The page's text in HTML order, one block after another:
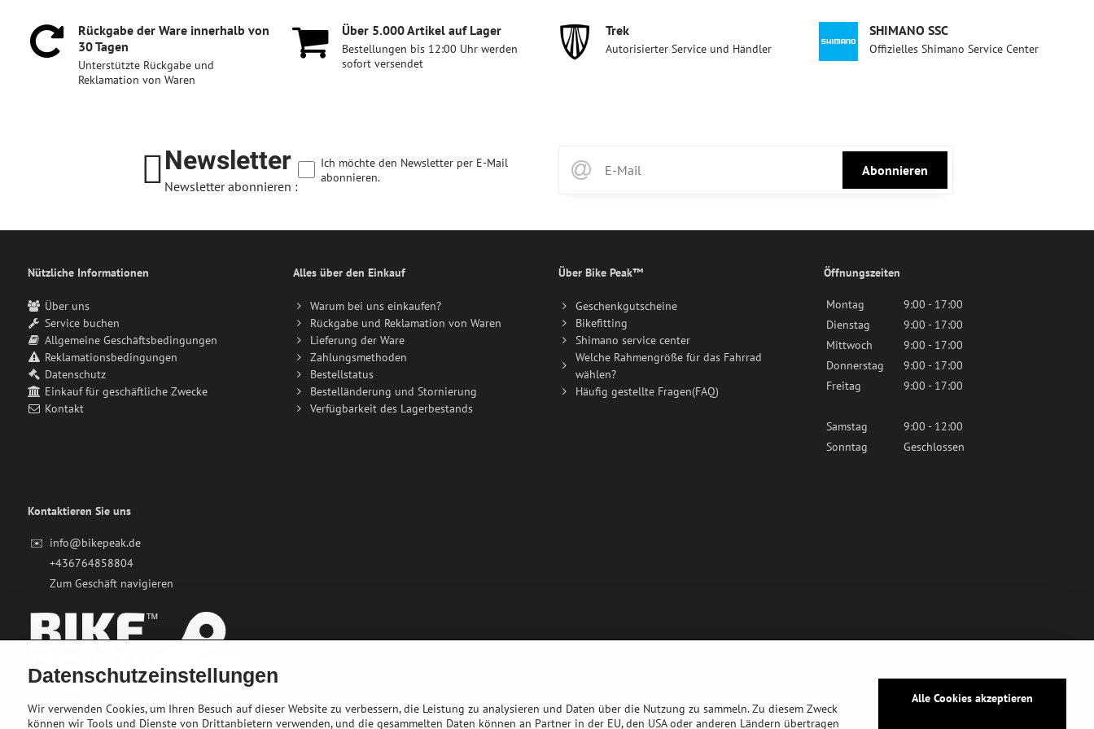
Rückgabe der Ware innerhalb von
30 Tagen
Unterstützte Rückgabe und
Reklamation von Waren
Über 5​.000 Artikel auf Lager
Bestellungen bis 12:00 Uhr werden
sofort versendet
Trek
Autorisierter Service und Händler
SHIMANO SSC
Offizielles Shimano Service Center
Newsletter
Newsletter abonnieren :
Abonnieren
Ich möchte den Newsletter per E-Mail
abonnieren.
Nützliche Informationen
Über uns
Service buchen
Allgemeine Geschäftsbedingungen
Reklamationsbedingungen
Datenschutz
Einkauf für geschäftliche Zwecke
Kontakt
Alles über den Einkauf
Warum bei uns einkaufen?
Rückgabe und Reklamation von Waren
Lieferung der Ware
Zahlungsmethoden
Bestellstatus
Bestelländerung und Stornierung
Verfügbarkeit des Lagerbestands
Über Bike Peak™
Geschenkgutscheine
Bikefitting
Shimano service center
Welche Rahmengröße für das Fahrrad
wählen?
Häufig gestellte Fragen(FAQ)
Öffnungszeiten
Montag
9:00 - 17:00
Dienstag
9:00 - 17:00
Mittwoch
9:00 - 17:00
Donnerstag
9:00 - 17:00
Freitag
9:00 - 17:00
Samstag
9:00 - 12:00
Sonntag
Geschlossen
Kontaktieren Sie uns
✉️ info@bikepeak.de
+436764858804
Zum Geschäft navigieren
Datenschutzeinstellungen
Wir verwenden Cookies, um Ihren Besuch auf dieser Website zu verbessern, die Leistung zu analysieren und Daten über die Nutzung zu sammeln. Zu diesem Zweck
können wir Tools und Dienste von Drittanbietern verwenden, und die gesammelten Daten können an Partner in der EU, den USA oder anderen Ländern übertragen
Alle Cookies akzeptieren